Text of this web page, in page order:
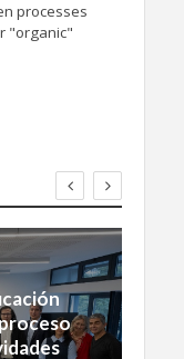
processes
"organic"